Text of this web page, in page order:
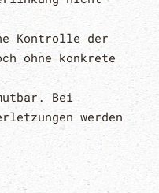
Kontrolle der
ohne konkrete
Bei
werden